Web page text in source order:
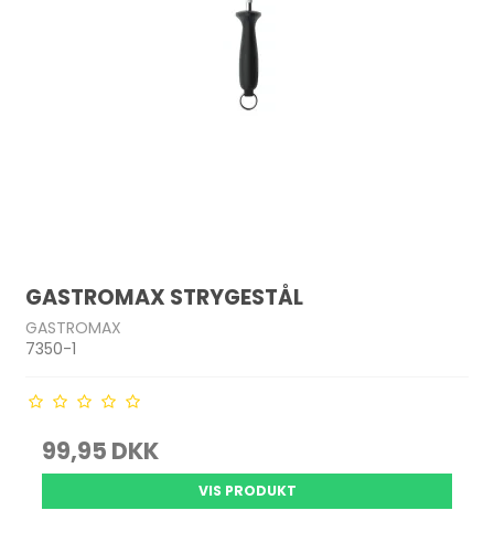
GASTROMAX STRYGESTÅL
GASTROMAX
7350-1
99,95 DKK
VIS PRODUKT